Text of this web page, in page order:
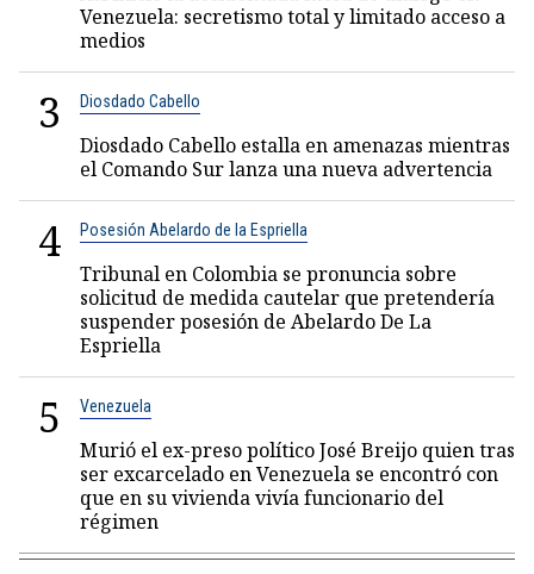
Venezuela: secretismo total y limitado acceso a
medios
3 Diosdado Cabello
Diosdado Cabello estalla en amenazas mientras
el Comando Sur lanza una nueva advertencia
4 Posesión Abelardo de la Espriella
Tribunal en Colombia se pronuncia sobre
solicitud de medida cautelar que pretendería
suspender posesión de Abelardo De La
Espriella
5 Venezuela
Murió el ex-preso político José Breijo quien tras
ser excarcelado en Venezuela se encontró con
que en su vivienda vivía funcionario del
régimen